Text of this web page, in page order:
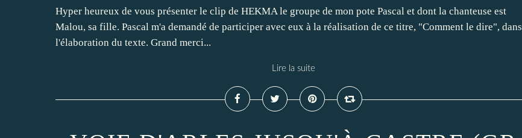
Hyper heureux de vous présenter le clip de HEKMA le groupe de mon pote Pascal et dont la chanteuse est
Malou, sa fille. Pascal m'a demandé de participer avec eux à la réalisation de ce titre, "Comment le dire", dans
l'élaboration du texte. Grand merci...
Lire la suite